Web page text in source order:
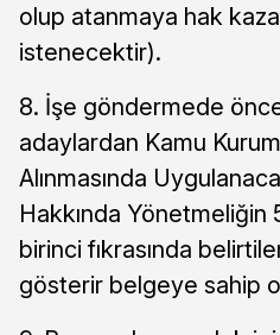
olup atanmaya hak
istenecektir).
8. İşe göndermede
adaylardan Kamu
Alınmasında
Hakkında Yönetmeliğin
birinci fıkrasında
gösterir belgeye sahip